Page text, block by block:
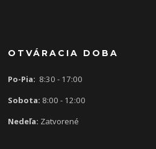
OTVÁRACIA DOBA
Po-Pia: 8:30 - 17:00
Sobota: 8:00 - 12:00
Nedeľa: Zatvorené